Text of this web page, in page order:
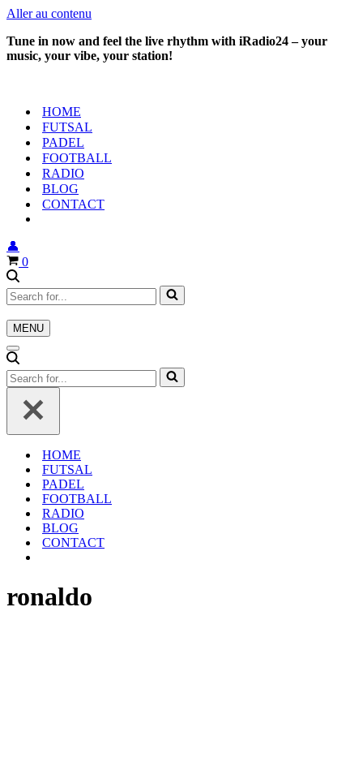
Aller au contenu
Tune in now and feel the live rhythm with iRadio24 – your
music, your vibe, your station!
HOME
FUTSAL
PADEL
FOOTBALL
RADIO
BLOG
CONTACT
👤
Panier
0
Rechercher...
MENU
Menu
Menu
de
navigation
Rechercher...
HOME
FUTSAL
PADEL
FOOTBALL
RADIO
BLOG
CONTACT
ronaldo